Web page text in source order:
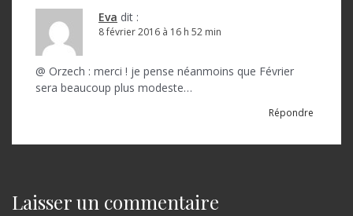
Eva dit :
8 février 2016 à 16 h 52 min
@ Orzech : merci ! je pense néanmoins que Février
sera beaucoup plus modeste…
Répondre
Laisser un commentaire